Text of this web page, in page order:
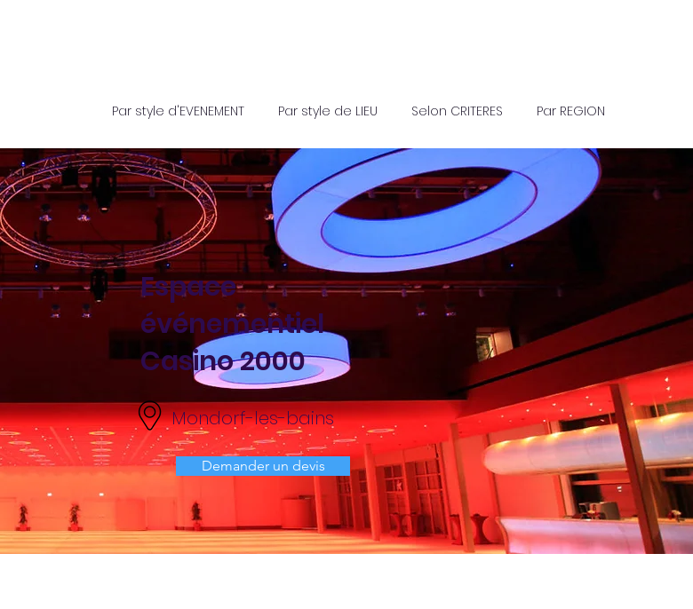
Par style d'EVENEMENT Par style de LIEU Selon CRITERES Par REGION
Espace
événementiel
Casino 2000
Mondorf-les-bains
Demander un devis